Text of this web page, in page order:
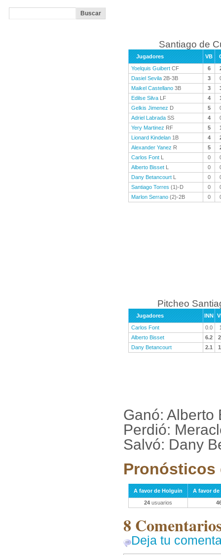
Santiago de
Jugadores VB
Yoelquis Guibert CF 6
Dasiel Sevila 2B-3B 3
Maikel Castellano 3B 3
Edilse Silva LF 4
Gelkis Jimenez D 5
Adriel Labrada SS 4
Yery Martinez RF 5
Lionard Kindelan 1B 4
Alexander Yanez R 5
Carlos Font L 0
Alberto Bisset L 0
Dany Betancourt L 0
Santiago Torres (1)-D 0
Marlon Serrano (2)-2B 0
Pitcheo
Jugadores INN
Carlos Font
0.0
Alberto Bisset
6.2
Dany Betancourt
2.1
Ganó: Alberto
Perdió:
Salvó: Dany
Pronósticos
A favor de Holguin
A favor de
24 usuarios
8
Deja tu